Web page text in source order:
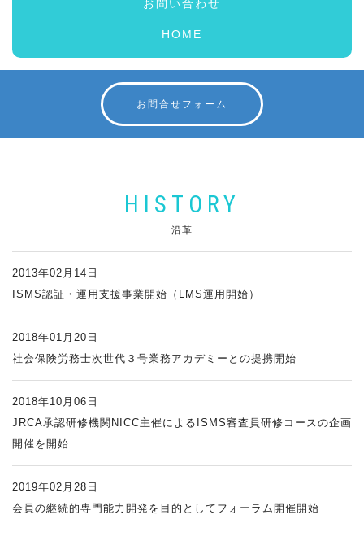
お問い合わせ
HOME
お問合せフォーム
HISTORY
沿革
2013年02月14日
ISMS認証・運用支援事業開始（LMS運用開始）
2018年01月20日
社会保険労務士次世代３号業務アカデミーとの提携開始
2018年10月06日
JRCA承認研修機関NICC主催によるISMS審査員研修コースの企画
開催を開始
2019年02月28日
会員の継続的専門能力開発を目的としてフォーラム開催開始